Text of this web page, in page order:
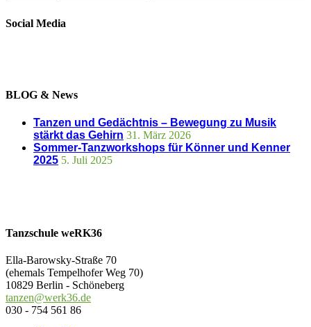
Social Media
BLOG & News
Tanzen und Gedächtnis – Bewegung zu Musik
stärkt das Gehirn 31. März 2026
Sommer-Tanzworkshops für Könner und Kenner
2025 5. Juli 2025
Tanzschule weRK36
Ella-Barowsky-Straße 70
(ehemals Tempelhofer Weg 70)
10829 Berlin - Schöneberg
tanzen@werk36.de
030 - 754 561 86